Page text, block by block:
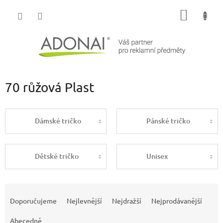
70 růžová Plast
Dámské tričko Pánské tričko
Dětské tričko Unisex
Doporučujeme Nejlevnější Nejdražší Nejprodávanější
Abecedně